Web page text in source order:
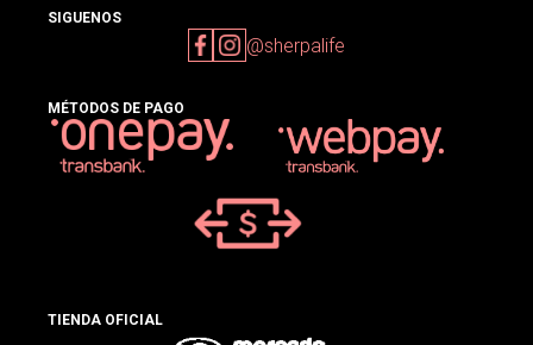
SIGUENOS
@sherpalife
MÉTODOS DE PAGO
TIENDA OFICIAL